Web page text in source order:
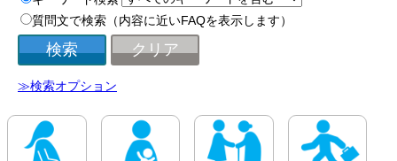
質問文で検索（内容に近いFAQを表示します）
≫検索オプション